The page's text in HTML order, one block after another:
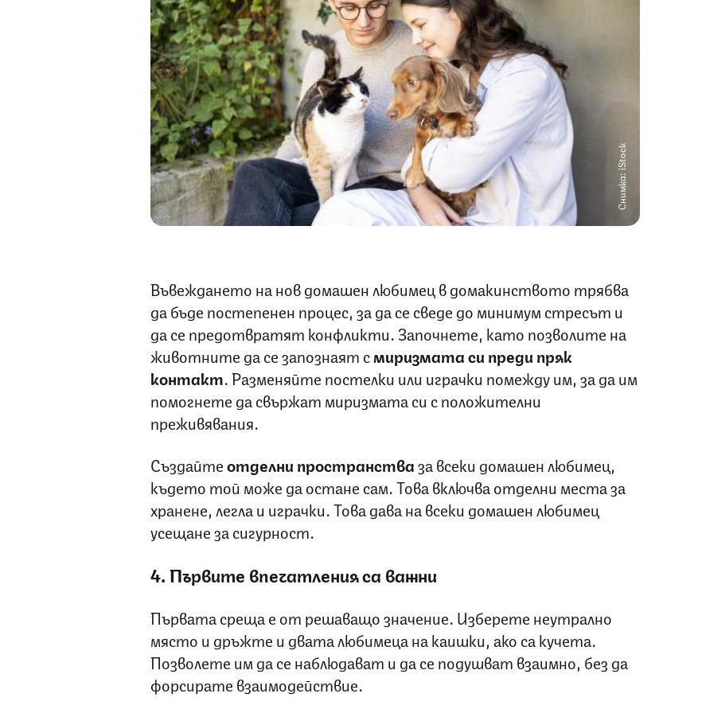
Снимка: iStock
Въвеждането на нов домашен любимец в домакинството трябва
да бъде постепенен процес, за да се сведе до минимум стресът и
да се предотвратят конфликти. Започнете, като позволите на
животните да се запознаят смиризматаси преди пряк
контакт. Разменяйте постелки или играчки помежду им, за да им
помогнете да свържат миризмата си с положителни
преживявания.
Създайтеотделни пространстваза всеки домашен любимец,
където той може да остане сам. Това включва отделни места за
хранене, легла и играчки. Това дава на всеки домашен любимец
усещане за сигурност.
4. Първите впечатления са важни
Първата среща е от решаващо значение. Изберете неутрално
място и дръжте и двата любимеца на каишки, ако са кучета.
Позволете им да се наблюдават и да се подушват взаимно, без да
форсирате взаимодействие.